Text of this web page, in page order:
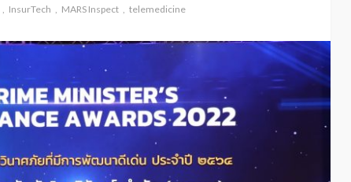
InsurTech MARS Inspect telemedicine